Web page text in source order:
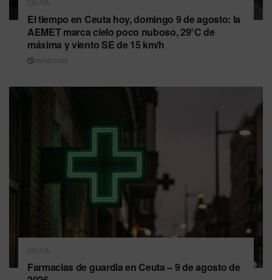
CEUTA
El tiempo en Ceuta hoy, domingo 9 de agosto: la
AEMET marca cielo poco nuboso, 29°C de
máxima y viento SE de 15 km/h
09/08/2026
CEUTA
Farmacias de guardia en Ceuta – 9 de agosto de